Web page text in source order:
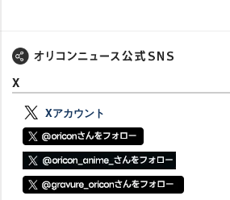
X
Xアカウント